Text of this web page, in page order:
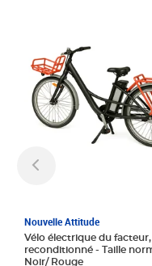
Nouvelle Attitude
Vélo électrique du facteur,
reconditionné - Taille normale -
Noir/ Rouge